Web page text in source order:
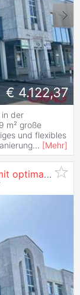
€ 4.122,37
in der
m² große
und flexibles
... [Mehr]
Werbewirksamkeit -